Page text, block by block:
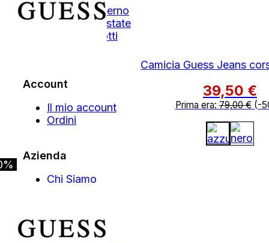
Camicia Guess Jeans
39,50 €
Prima era:79,00€(-
Autunno Inverno
Primavera Estate
Tutti i Prodotti
Account
Il mio account
Ordini
Azienda
Chi Siamo
Area Legale